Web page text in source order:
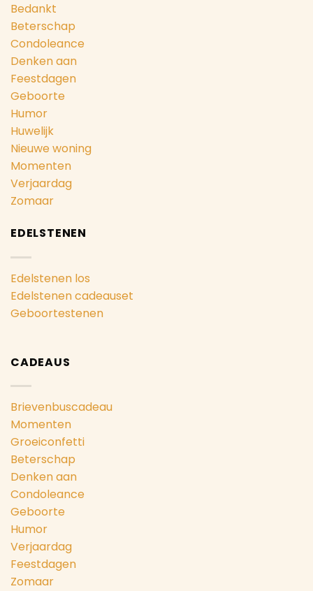
Bedankt
Beterschap
Condoleance
Denken aan
Feestdagen
Geboorte
Humor
Huwelijk
Nieuwe woning
Momenten
Verjaardag
Zomaar
EDELSTENEN
Edelstenen los
Edelstenen cadeauset
Geboortestenen
CADEAUS
Brievenbuscadeau
Momenten
Groeiconfetti
Beterschap
Denken aan
Condoleance
Geboorte
Humor
Verjaardag
Feestdagen
Zomaar